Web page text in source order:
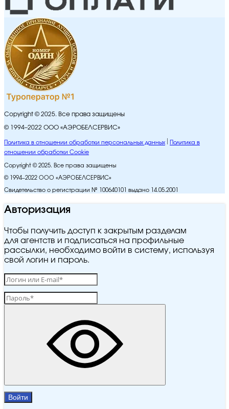
Copyright © 2025. Все права защищены
© 1994–2022 ООО «АЭРОБЕЛСЕРВИС»
Политика в отношении обработки персональных данных
Политика в
отношении обработки Cookie
Copyright © 2025. Все права защищены
© 1994–2022 ООО «АЭРОБЕЛСЕРВИС»
Свидетельство о регистрации № 100640101 выдано 14.05.2001
Авторизация
Чтобы получить доступ к закрытым разделам
для агентств и подписаться на профильные
рассылки, необходимо войти в систему, используя
свой логин и пароль.
Войти